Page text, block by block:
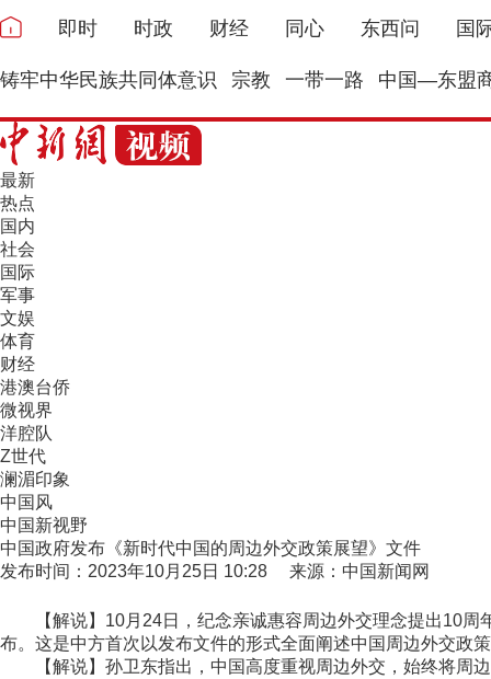
即时 时政 财经 同心 东西问 国
铸牢中华民族共同体意识 宗教 一带一路 中国—东盟
最新
热点
国内
社会
国际
军事
文娱
体育
财经
港澳台侨
微视界
洋腔队
Z世代
澜湄印象
中国风
中国新视野
中国政府发布《新时代中国的周边外交政策展望》文件
发布时间：2023年10月25日 10:28 来源：中国新闻网
【解说】10月24日，纪念亲诚惠容周边外交理念提出10周
布。这是中方首次以发布文件的形式全面阐述中国周边外交政
【解说】孙卫东指出，中国高度重视周边外交，始终将周边